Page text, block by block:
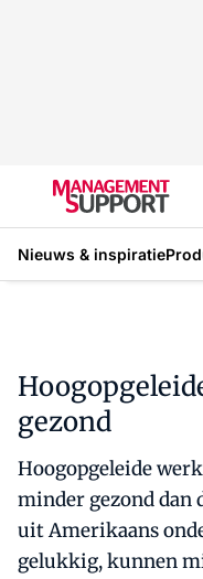
Nieuws & inspiratie
gezond
Hoogopgeleide
minder gezond dan
uit Amerikaans
gelukkig, kunnen